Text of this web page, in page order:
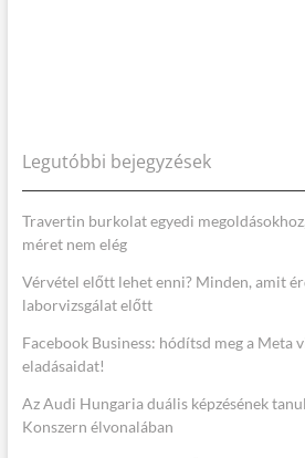
Legutóbbi bejegyzések
Travertin burkolat egyedi
méret nem elég
Vérvétel előtt lehet enni? Minden, amit
laborvizsgálat előtt
Facebook Business: hódítsd meg a Meta
eladásaidat!
Az Audi Hungaria duális képzésének
Konszern élvonalában